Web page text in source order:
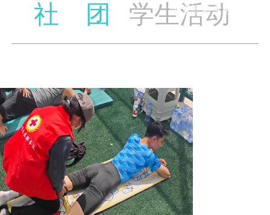
展理想信念教
养。纵深推进
全面从严治
团，规范基层
团组织建设、
团员评议、团
干部培养与...
社 团 学生活动